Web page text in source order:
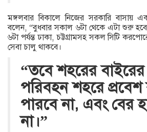
মঙ্গলবার বিকালে নিজের সরকারি বাসায়
বলেন, “বুধবার সকাল ৬টা থেকে এটা শুরু
৬টা পর্যন্ত ঢাকা, চট্টগ্রামসহ সকল সিটি
সেবা চালু থাকবে।
“তবে শহরের
পরিবহন শহরে
পারবে না, এবং বের
না।”